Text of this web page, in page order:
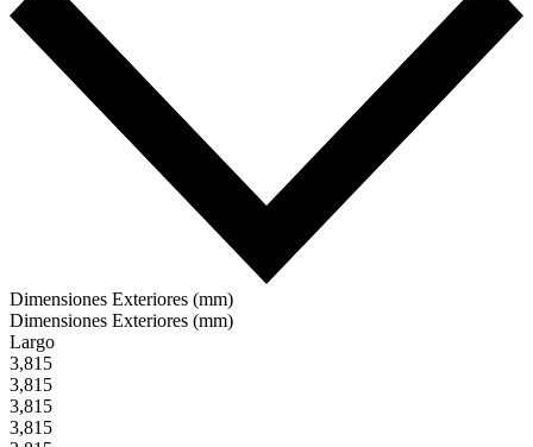
Dimensiones Exteriores (mm)
Dimensiones Exteriores (mm)
Largo
3,815
3,815
3,815
3,815